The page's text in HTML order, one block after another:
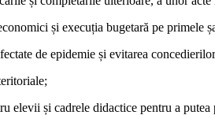
și execuția bugetară pe primele
de epidemie și evitarea
elevii și cadrele didactice pentru a